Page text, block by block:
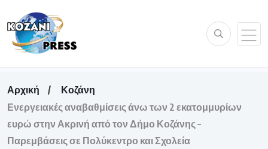
Αρχική
Κοζάνη
Ενεργειακές αναβαθμίσεις άνω των 2 εκατομμυρίων
ευρώ στην Ακρινή από τον Δήμο Κοζάνης –
Παρεμβάσεις σε Πολύκεντρο και Σχολεία